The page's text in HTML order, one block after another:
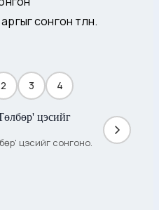
сонгон төлнө.
2 3 4
цэсийг сонгоно.